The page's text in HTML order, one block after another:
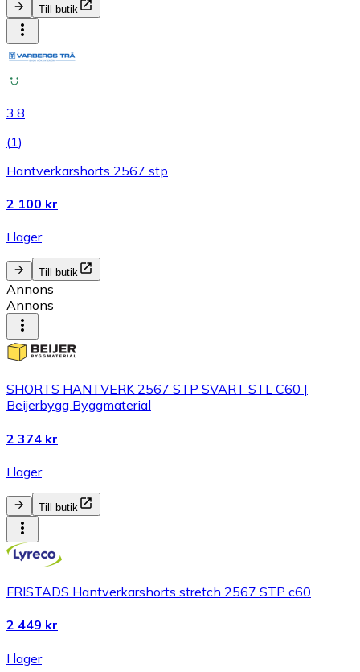
Till butik
3.8
(1)
Hantverkarshorts 2567 stp
2 100 kr
I lager
Till butik
Annons
Annons
SHORTS HANTVERK 2567 STP SVART STL C60 |
Beijerbygg Byggmaterial
2 374 kr
I lager
Till butik
FRISTADS Hantverkarshorts stretch 2567 STP c60
2 449 kr
I lager